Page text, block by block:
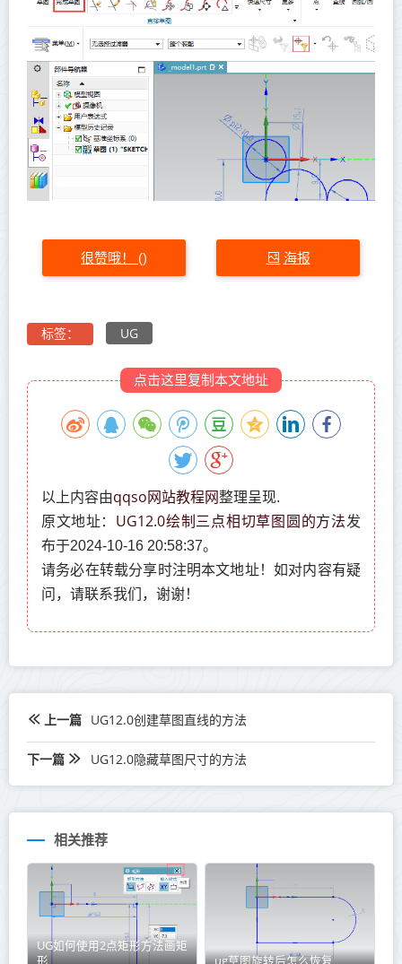
很赞哦！ () 海报
标签： UG
点击这里复制本文地址
以上内容由qqso网站教程网整理呈现.
原文地址： UG12.0绘制三点相切草图圆的方法发
布于2024-10-16 20:58:37。
请务必在转载分享时注明本文地址！如对内容有疑
问，请联系我们，谢谢！
上一篇 UG12.0创建草图直线的方法
下一篇 UG12.0隐藏草图尺寸的方法
相关推荐
UG如何使用2点矩形方法画矩
形
ug草图旋转后怎么恢复